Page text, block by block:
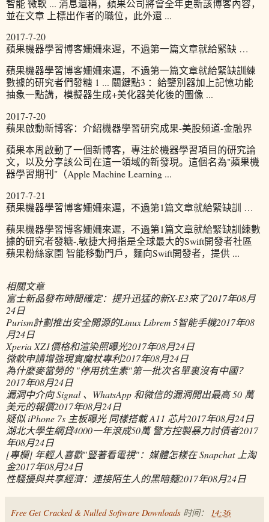
智能 微軟 ... 消息還稱，蘋果公司將會全年更新該博客內容，
並在文章 上標出作者的職位，此外還 ...
2017-7-20
蘋果機器學習博客姍姍來遲，不過第一篇文章就給緊缺 …
蘋果機器學習博客姍姍來遲，不過第一篇文章就給緊缺訓練
數據的研究者們發糖 1 ... 關鍵點3 ：給鑒別器加上記憶功能
抽象一點講，模擬器生成+美化器美化後的圖像 ...
2017-7-20
蘋果啟動新博客：介紹機器學習研究成果-美股頻道-金融界
蘋果本周啟動了一個新博客，專注於機器學習項目的研究論
文，以及分享該公司在這一領域的新發現。這個名為"蘋果機
器學習期刊"（Apple Machine Learning ...
2017-7-21
蘋果機器學習博客姍姍來遲，不過第1篇文章就給緊缺訓 …
蘋果機器學習博客姍姍來遲，不過第1篇文章就給緊缺訓練數
據的研究者發糖-,敏捷大拇指是全球最大的Swift開發者社區
蘋果粉絲家園 智能移動門戶，麵向Swift開發者，提供 ...
相關文章
富士新品發布時間確定：提升迅猛的新X-E3來了2017年08月
24日
Purism計劃推出安全開源的Linux Librem 5智能手機2017年08
月24日
Xperia XZ1價格和渲染照曝光2017年08月24日
微軟申請增強現實魔杖專利2017年08月24日
為什麼麥當勞的 "停用抗生素"第一批次名單裏沒有中國？
2017年08月24日
漏洞中介向 Signal 、WhatsApp 和微信的漏洞開出最高 50 萬
美元的報價2017年08月24日
疑似 iPhone 7s 主板曝光 同樣搭載 A11 芯片2017年08月24日
湖北大學生網貸4000一年滾成50萬 警方控製暴力討債者2017
年08月24日
[專欄] 年輕人喜歡"豎著看電視"：媒體怎樣在 Snapchat 上淘
金2017年08月24日
性騷擾與共享經濟：連接陌生人的黑暗麵2017年08月24日
Free Get Cracked & Nulled Software Downloads 时间： 14:36